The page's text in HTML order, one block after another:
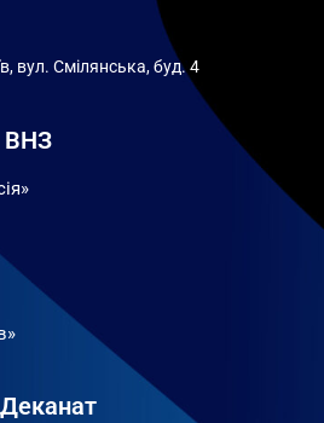
вул. Смілянська, буд. 4
ВНЗ